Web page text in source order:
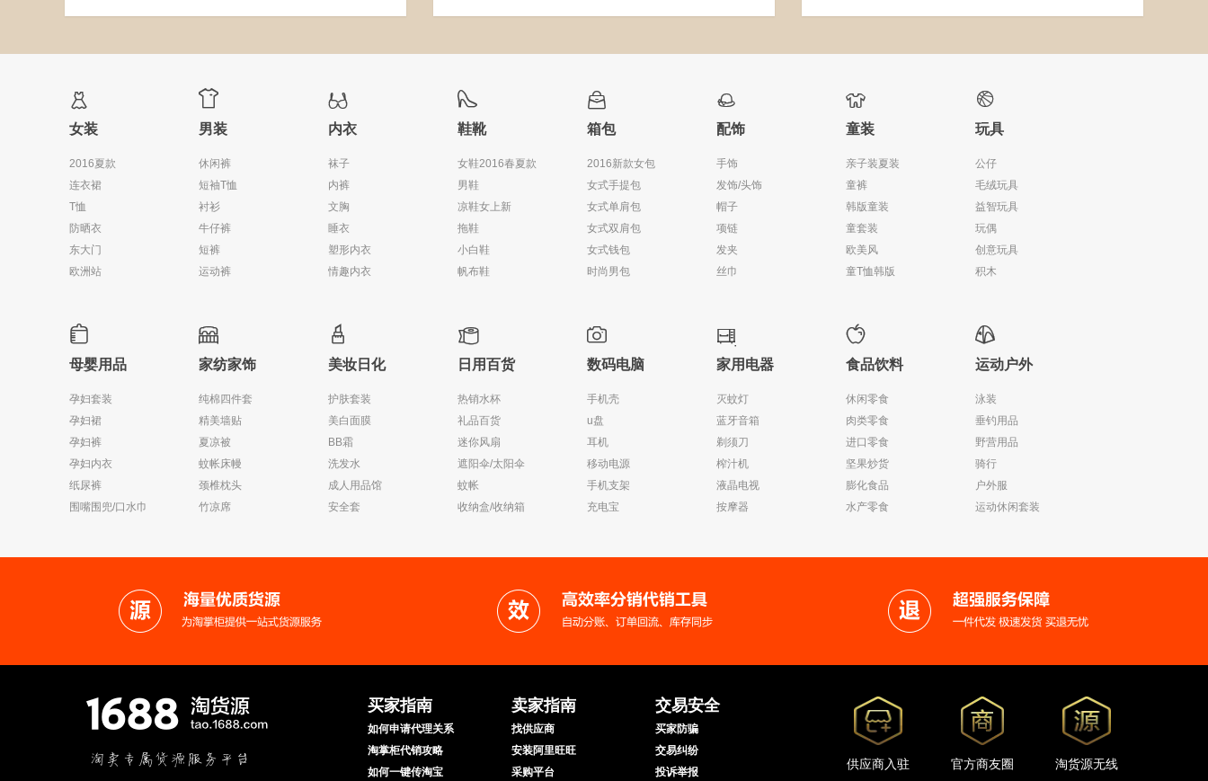

女装
2016夏款
连衣裙
T恤
防晒衣
东大门
欧洲站

男装
休闲裤
短袖T恤
衬衫
牛仔裤
短裤
运动裤

内衣
袜子
内裤
文胸
睡衣
塑形内衣
情趣内衣

鞋靴
女鞋2016春夏款
男鞋
凉鞋女上新
拖鞋
小白鞋
帆布鞋

箱包
2016新款女包
女式手提包
女式单肩包
女式双肩包
女式钱包
时尚男包

配饰
手饰
发饰/头饰
帽子
项链
发夹
丝巾

童装
亲子装夏装
童裤
韩版童装
童套装
欧美风
童T恤韩版

玩具
公仔
毛绒玩具
益智玩具
玩偶
创意玩具
积木

母婴用品
孕妇套装
孕妇裙
孕妇裤
孕妇内衣
纸尿裤
围嘴围兜/口水巾

家纺家饰
纯棉四件套
精美墙贴
夏凉被
蚊帐床幔
颈椎枕头
竹凉席

美妆日化
护肤套装
美白面膜
BB霜
洗发水
成人用品馆
安全套

日用百货
热销水杯
礼品百货
迷你风扇
遮阳伞/太阳伞
蚊帐
收纳盒/收纳箱

数码电脑
手机壳
u盘
耳机
移动电源
手机支架
充电宝

家用电器
灭蚊灯
蓝牙音箱
剃须刀
榨汁机
液晶电视
按摩器

食品饮料
休闲零食
肉类零食
进口零食
坚果炒货
膨化食品
水产零食

运动户外
泳装
垂钓用品
野营用品
骑行
户外服
运动休闲套装
买家指南
如何申请代理关系
淘掌柜代销攻略
如何一键传淘宝
卖家指南
找供应商
安装阿里旺旺
采购平台
交易安全
买家防骗
交易纠纷
投诉举报
供应商入驻 官方商友圈 淘货源无线